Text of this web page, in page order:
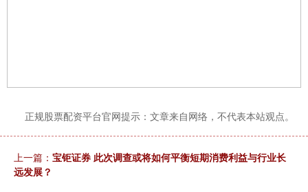
正规股票配资平台官网提示：文章来自网络，不代表本站观点。
上一篇： 宝钜证券 此次调查或将如何平衡短期消费利益与行业长
远发展？